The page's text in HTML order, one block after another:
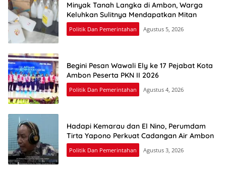
Minyak Tanah Langka di Ambon, Warga
Keluhkan Sulitnya Mendapatkan Mitan
Politik Dan Pemerintahan Agustus 5, 2026
Begini Pesan Wawali Ely ke 17 Pejabat Kota
Ambon Peserta PKN II 2026
Politik Dan Pemerintahan Agustus 4, 2026
Hadapi Kemarau dan El Nino, Perumdam
Tirta Yapono Perkuat Cadangan Air Ambon
Politik Dan Pemerintahan Agustus 3, 2026